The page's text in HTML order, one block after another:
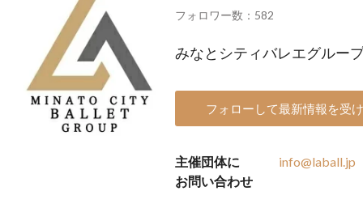
フォロワー数：582
みなとシティバレエグルー
フォローして最新情報を受
主催団体に
お問い合わせ
info@laball.jp